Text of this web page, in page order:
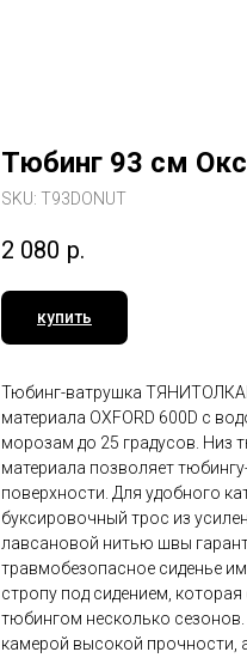
Тюбинг 93 см
SKU: T93DONUT
2 080 р.
купить
Тюбинг-ватрушка
материала OXFORD 600D с
морозам до 25 градусов. Низ
материала позволяет
поверхности. Для удобного
буксировочный трос из
лавсановой нитью швы
травмобезопасное сиденье
стропу под сидением,
тюбингом несколько
камерой высокой прочности,